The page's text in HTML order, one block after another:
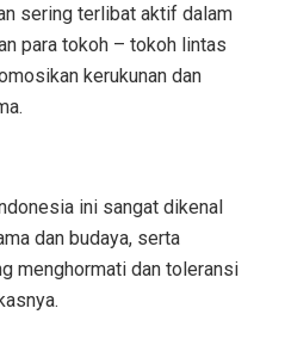
sering terlibat aktif dalam
para tokoh – tokoh lintas
kerukunan dan
ini sangat dikenal
dan budaya, serta
menghormati dan toleransi